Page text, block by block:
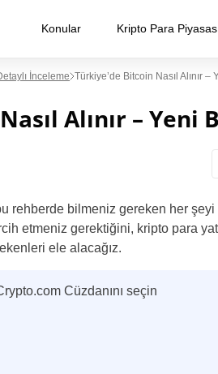
Konular Kripto Para
İnceleme Türkiye’de Bitcoin Nasıl Alınır
Alınır –
rehberde bilmeniz gereken her
etmeniz gerektiğini, kripto para
ele alacağız.
Cüzdanını seçin